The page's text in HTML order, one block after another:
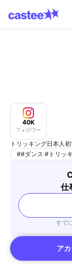
40K
フォロワー
トリッキング日本人
##ダンス #トリッ
仕
すで
ア